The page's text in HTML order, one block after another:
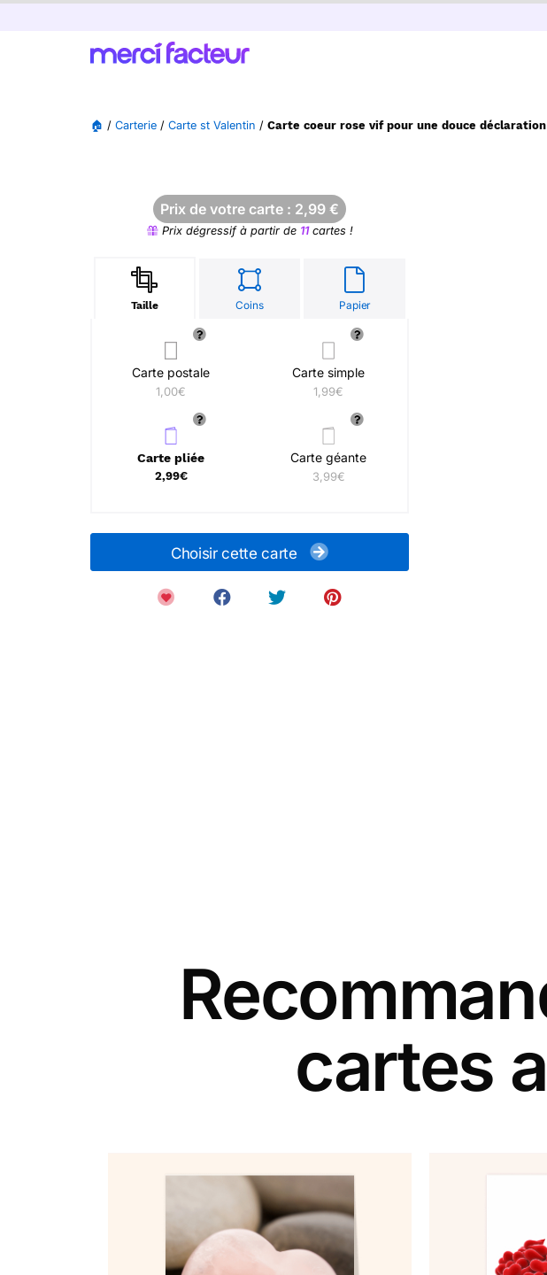
🏠 / Carterie / Carte st Valentin / Carte coeur rose vif pour une douce déclaration
Prix de votre carte : 2,99 €
Prix dégressif à partir de 11cartes !
Taille Coins Papier
Carte postale
1,00€
Carte simple
1,99€
Carte pliée
2,99€
Carte géante
3,99€
Choisir cette carte
cartes